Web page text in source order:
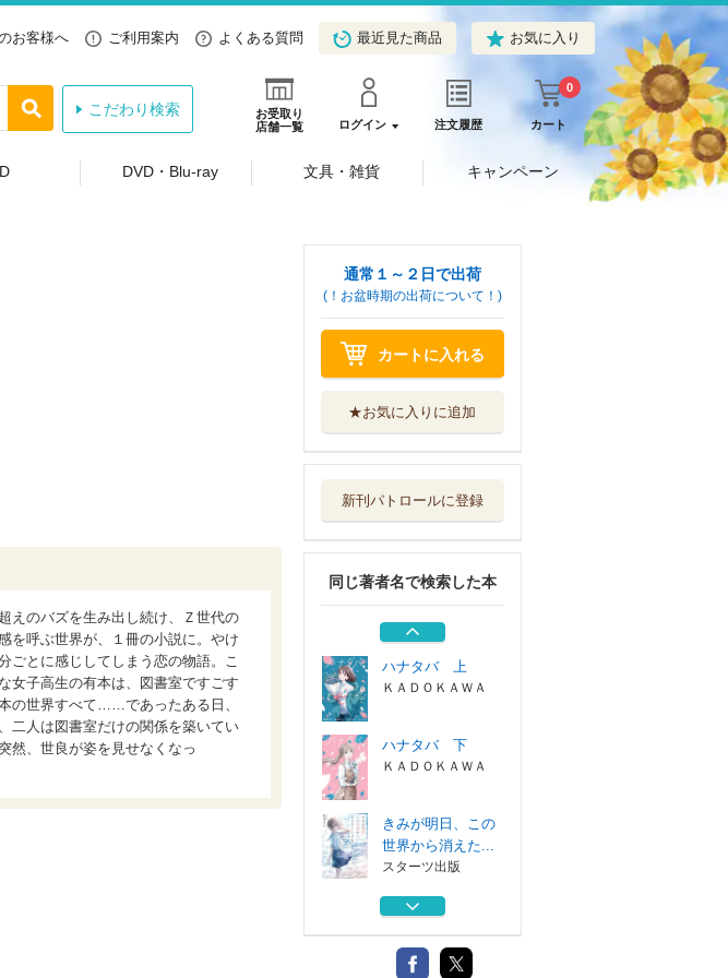
お客様へ ご利用案内 よくある質問 最近見た商品 お気に入り
お受取り
店舗一覧
ログイン 注文履歴 カート
0
こだわり検索
DVD・Blu-ray 文具・雑貨 キャンペーン
えのバズを生み出し続け、Ｚ世代の
を呼ぶ世界が、１冊の小説に。やけ
ごとに感じしてしまう恋の物語。こ
子高生の有本は、図書室ですごす
の世界すべて……であったある日、
二人は図書室だけの関係を築いてい
然、世良が姿を見せなくなっ
通常１～２日で出荷
(！お盆時期の出荷について！)
カートに入れる
★お気に入りに追加
新刊パトロールに登録
同じ著者名で検索した本
きみが明日、この
世界から消えた...
グッバイ、サイレ
ＫＡＤＯＫＡＷＡ
私を選べばよかっ
たのに
スターツ出版
ハナタバ 上
ＫＡＤＯＫＡＷＡ
ハナタバ 下
ＫＡＤＯＫＡＷＡ
きみが明日、この
世界から消えた...
スターツ出版
グッバイ、サイレ
ＫＡＤＯＫＡＷＡ